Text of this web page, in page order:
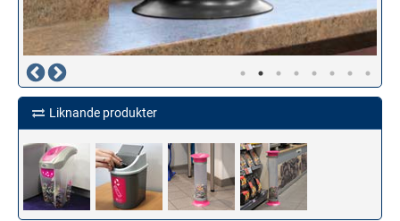
Liknande produkter